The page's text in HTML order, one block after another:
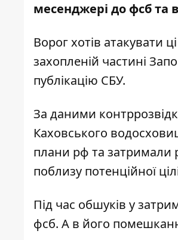
месенджері до фсб та
Ворог хотів атакувати
захопленій частині
публікацію СБУ.
За даними
Каховського
плани рф та затримали
поблизу потенційної
Під час обшуків у
фсб. А в його